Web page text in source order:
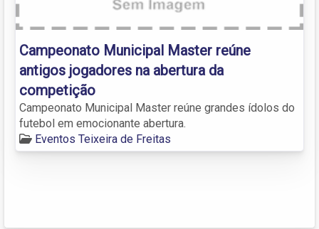
Campeonato Municipal Master reúne
antigos jogadores na abertura da
competição
Campeonato Municipal Master reúne grandes ídolos do
futebol em emocionante abertura.
Eventos Teixeira de Freitas